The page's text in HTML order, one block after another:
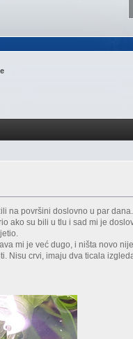
na površini doslovno u par dana.
ako su bili u tlu i sad mi je
mi je već dugo, i ništa novo
Nisu crvi, imaju dva ticala